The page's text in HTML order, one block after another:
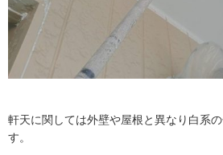
軒天に関しては外壁や屋根と異なり白系
す。